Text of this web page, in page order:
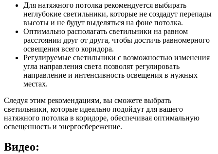
Для натяжного потолка рекомендуется выбирать
неглубокие светильники, которые не создадут перепады
высоты и не будут выделяться на фоне потолка.
Оптимально располагать светильники на равном
расстоянии друг от друга, чтобы достичь равномерного
освещения всего коридора.
Регулируемые светильники с возможностью изменения
угла направления света позволят регулировать
направление и интенсивность освещения в нужных
местах.
Следуя этим рекомендациям, вы сможете выбрать
светильники, которые идеально подойдут для вашего
натяжного потолка в коридоре, обеспечивая оптимальную
освещенность и энергосбережение.
Видео: